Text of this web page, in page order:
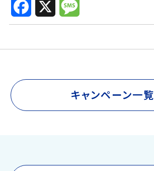
c
e
o
s
s
e
キャンペーン一覧